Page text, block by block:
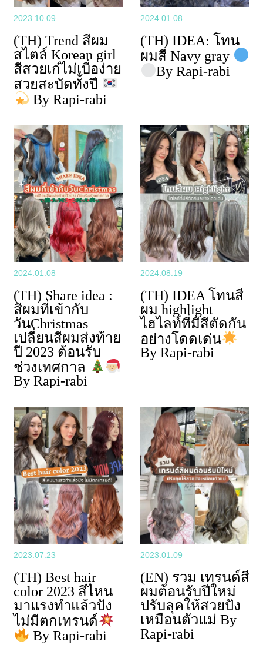
2023.10.09
(TH) Trend สีผม
สไตล์ Korean girl
สีสวยเก๋ไม่เบื่อง่าย
สวยสะบัดทั้งปี
By Rapi-rabi
2024.01.08
(TH) IDEA: โทน
ผมสี Navy gray
By Rapi-rabi
2024.01.08
(TH) Share idea :
สีผมที่เข้ากับ
วันChristmas
เปลี่ยนสีผมส่งท้าย
ปี 2023 ต้อนรับ
ช่วงเทศกาล
By Rapi-rabi
2024.08.19
(TH) IDEA โทนสี
ผม highlight
ไฮไลท์ที่มีสีตัดกัน
อย่างโดดเด่น
By Rapi-rabi
2023.07.23
(TH) Best hair
color 2023 สีไหน
มาแรงทำแล้วปัง
ไม่มีตกเทรนด์
By Rapi-rabi
2023.01.09
(EN) รวม เทรนด์สี
ผมต้อนรับปีใหม่
ปรับลุคให้สวยปัง
เหมือนตัวแม่ By
Rapi-rabi